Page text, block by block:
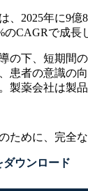
、2025年に9億
CAGRで成長
の下、短期間
患者の意識の
製薬会社は製
ために、 完全
ウンロード